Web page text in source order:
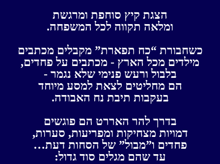
הצגת קיץ סוחפת ומרגשת
ומלאה תקווה לכל המשפחה.
כשחבורת “כח תפארת” מקבלים מכתבים
מילדים מכל הארץ - מכתבים על פחדים,
בלבול ורעש פנימי שלא נגמר -
הם מחליטים לצאת למסע מיוחד
בעקבות תיבת נח האבודה.
בדרך להר האררט הם פוגשים
דמויות מצחיקות ומפריעות, סערות,
פחדים ו”מבול” של הסחות דעת…
עד שהם מגלים סוד גדול: